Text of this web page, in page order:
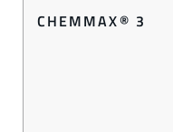
CHEMMAX® 3